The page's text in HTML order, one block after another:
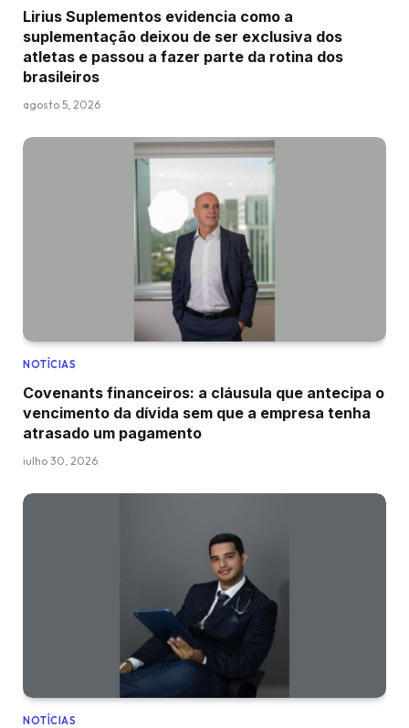
Lirius Suplementos evidencia como a
suplementação deixou de ser exclusiva dos
atletas e passou a fazer parte da rotina dos
brasileiros
agosto 5, 2026
NOTÍCIAS
Covenants financeiros: a cláusula que antecipa o
vencimento da dívida sem que a empresa tenha
atrasado um pagamento
julho 30, 2026
NOTÍCIAS